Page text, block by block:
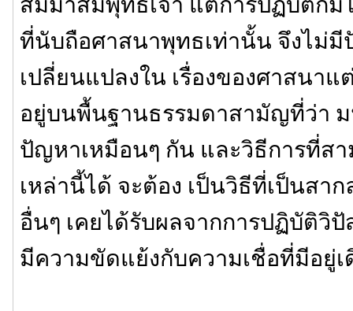
ที่นับถือศาสนาพุทธเท่านั้น จึงไม่มี
เปลี่ยนแปลงใน เรื่องของศาสนา
อยู่บนพื้นฐานธรรมดาสามัญที่ว่า
ปัญหาเหมือนๆ กัน และวิธีการที่ส
เหล่านี้ได้ จะต้อง เป็นวิธีที่เป็นสา
อื่นๆ เคยได้รับผลจากการปฏิบัติวิ
มีความขัดแย้งกับความเชื่อที่มีอยู่เ